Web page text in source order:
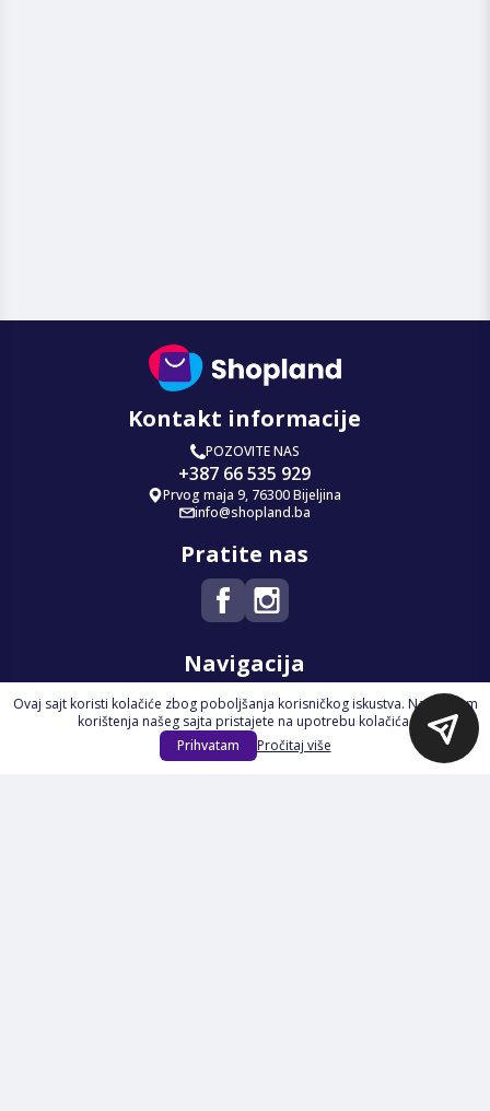
Kontakt informacije
POZOVITE NAS
+387 66 535 929
Prvog maja 9, 76300 Bijeljina
info@shopland.ba
Pratite nas
Navigacija
Početna
Na Akciji
Izdvajamo
Ovaj sajt koristi kolačiće zbog poboljšanja korisničkog iskustva. Nastavkom
korištenja našeg sajta pristajete na upotrebu kolačića.
Prihvatam
Pročitaj više